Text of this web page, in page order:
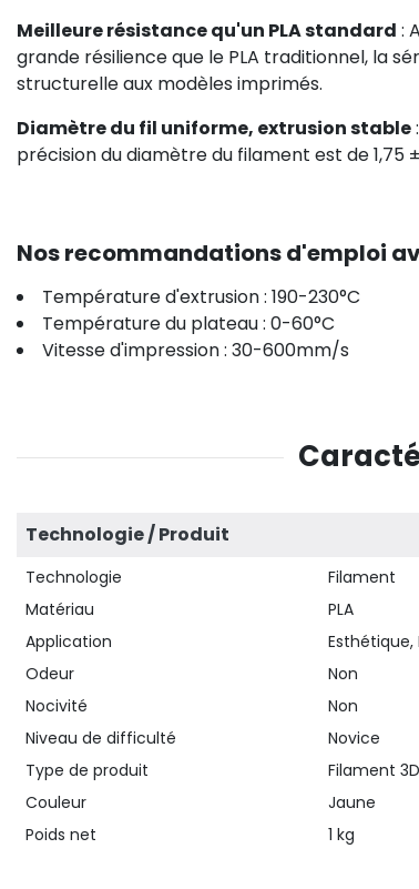
Meilleure résistance qu'un PLA standard :
grande résilience que le PLA traditionnel, la
structurelle aux modèles imprimés.
Diamètre du fil uniforme, extrusion stable:
précision du diamètre du filament est de 1,75
Nos recommandations d'emploi
Température d'extrusion : 190-230°C
Température du plateau : 0-60°C
Vitesse d'impression : 30-600mm/s
Technologie / Produit
Technologie
Filament
Matériau
PLA
Application
Odeur
Non
Nocivité
Non
Niveau de difficulté
Novice
Type de produit
Filament 3D
Couleur
Jaune
Poids net
1 kg